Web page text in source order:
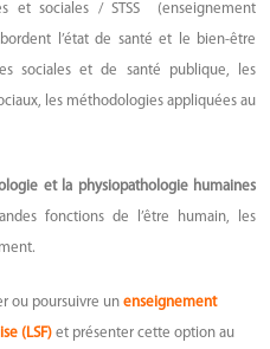
et sociales / STSS (enseignement
l’état de santé et le bien-être
sociales et de santé publique, les
les méthodologies appliquées au
et la physiopathologie humaines
fonctions de l’être humain, les
ou poursuivre un enseignement
(LSF) et présenter cette option au